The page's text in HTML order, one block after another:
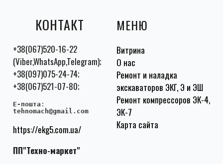
КОНТАКТ
+38(067)520-16-22
(Viber,WhatsApp,Telegram);
+38(097)075-24-74;
+38(067)521-07-80;
E-пошта :
tehnomach@gmail.com
https://ekg5.com.ua/
ПП"Техно-маркет"
МЕНЮ
Витрина
О нас
Ремонт и наладка
экскаваторов ЭКГ, Э и ЭШ
Ремонт компрессоров ЭК-4,
ЭК-7
Карта сайта